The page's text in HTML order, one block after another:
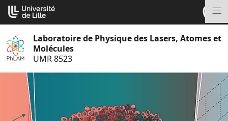
Aller
au
contenu
Laboratoire de Physique des Lasers, Atomes et
Molécules
UMR 8523
Cookies management panel